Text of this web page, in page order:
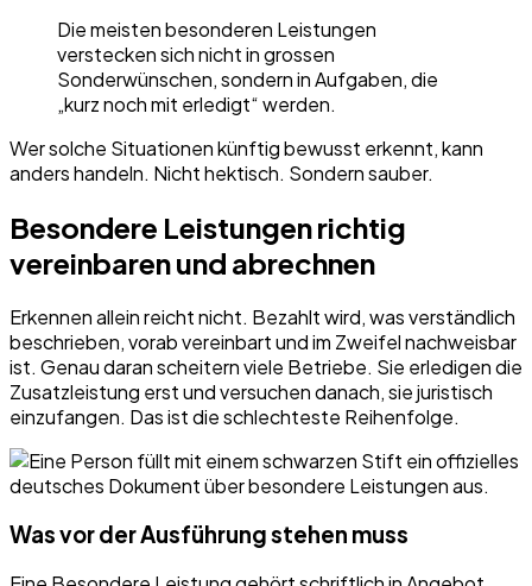
Die meisten besonderen Leistungen
verstecken sich nicht in grossen
Sonderwünschen, sondern in Aufgaben, die
„kurz noch mit erledigt“ werden.
Wer solche Situationen künftig bewusst erkennt, kann
anders handeln. Nicht hektisch. Sondern sauber.
Besondere Leistungen richtig
vereinbaren und abrechnen
Erkennen allein reicht nicht. Bezahlt wird, was verständlich
beschrieben, vorab vereinbart und im Zweifel nachweisbar
ist. Genau daran scheitern viele Betriebe. Sie erledigen die
Zusatzleistung erst und versuchen danach, sie juristisch
einzufangen. Das ist die schlechteste Reihenfolge.
Was vor der Ausführung stehen muss